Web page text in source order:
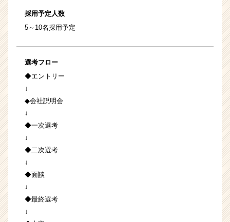
採用予定人数
5～10名採用予定
選考フロー
◆エントリー
↓
◆会社説明会
↓
◆一次選考
↓
◆二次選考
↓
◆面談
↓
◆最終選考
↓